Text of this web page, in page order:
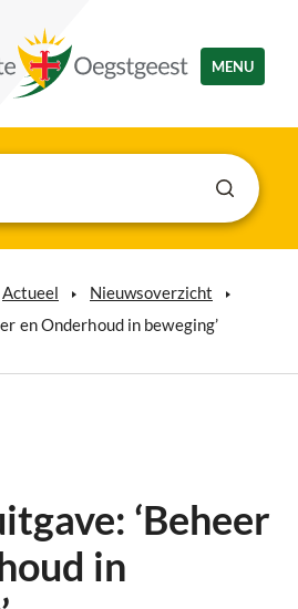
MENU
Actueel
Nieuwsoverzicht
en Onderhoud in beweging’
‘Beheer
in